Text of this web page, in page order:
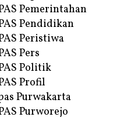
Pemerintahan
Pendidikan
Peristiwa
Pers
Politik
Profil
Purwakarta
Purworejo